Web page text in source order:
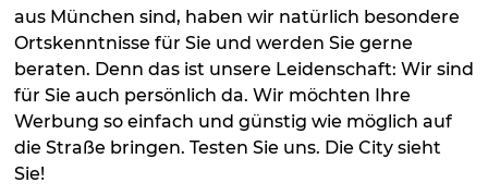
aus München sind, haben wir natürlich besondere
Ortskenntnisse für Sie und werden Sie gerne
beraten. Denn das ist unsere Leidenschaft: Wir sind
für Sie auch persönlich da. Wir möchten Ihre
Werbung so einfach und günstig wie möglich auf
die Straße bringen. Testen Sie uns. Die City sieht
Sie!